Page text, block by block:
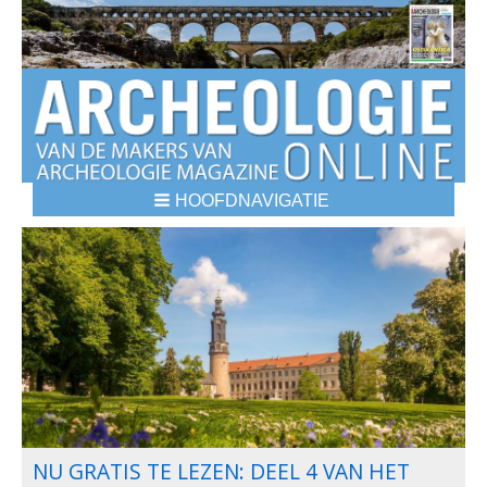
HOOFDNAVIGATIE
DE 8 LEUKSTE HISTORISCHE
NU GRATIS TE LEZEN: DEEL 4 VAN HET
GEROOFDE ROEMEENSE GOUDSCHAT UIT
WAAR IS HET GRAF VAN ALEXANDER DE
WERKPLAATS IN POMPEII ONTHULT HET